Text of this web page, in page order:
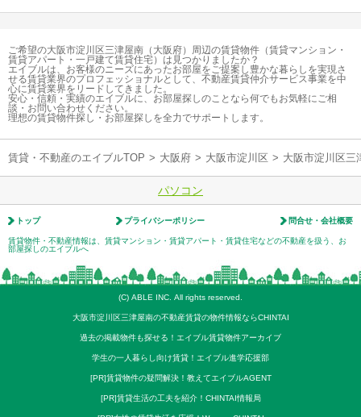
ご希望の大阪市淀川区三津屋南（大阪府）周辺の賃貸物件（賃貸マンション・
賃貸アパート・一戸建て賃貸住宅）は見つかりましたか？
エイブルは、お客様のニーズにあったお部屋をご提案し豊かな暮らしを実現さ
せる賃貸業界のプロフェッショナルとして、不動産賃貸仲介サービス事業を中
心に賃貸業界をリードしてきました。
安心・信頼・実績のエイブルに、お部屋探しのことなら何でもお気軽にご相
談・お問い合わせください。
理想の賃貸物件探し・お部屋探しを全力でサポートします。
賃貸・不動産のエイブルTOP > 大阪府 > 大阪市淀川区 > 大阪市淀川区三
パソコン
トップ プライバシーポリシー 問合せ・会社概要
賃貸物件・不動産情報は、賃貸マンション・賃貸アパート・賃貸住宅などの不動産を扱う、お
部屋探しのエイブルへ
(C) ABLE INC. All rights reserved.
大阪市淀川区三津屋南の不動産賃貸の物件情報ならCHINTAI
過去の掲載物件も探せる！エイブル賃貸物件アーカイブ
学生の一人暮らし向け賃貸！エイブル進学応援部
[PR]賃貸物件の疑問解決！教えてエイブルAGENT
[PR]賃貸生活の工夫を紹介！CHINTAI情報局